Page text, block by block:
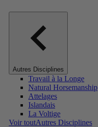
Autres Disciplines
Travail à la Longe
Natural Horsemanship
Attelages
Islandais
La Voltige
Voir toutAutres Disciplines